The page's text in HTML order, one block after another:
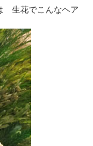
生花でこんなヘア